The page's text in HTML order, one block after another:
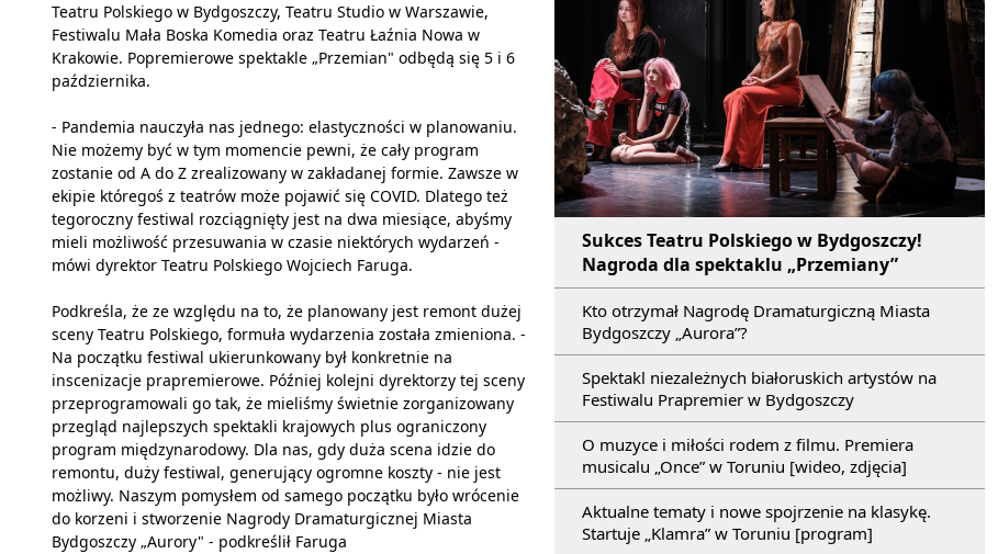
Sukces Teatru Polskiego w Bydgoszczy!
Nagroda dla spektaklu „Przemiany”
Kto otrzymał Nagrodę Dramaturgiczną Miasta
Bydgoszczy „Aurora”?
Spektakl niezależnych białoruskich artystów na
Festiwalu Prapremier w Bydgoszczy
O muzyce i miłości rodem z filmu. Premiera
musicalu „Once” w Toruniu [wideo, zdjęcia]
Aktualne tematy i nowe spojrzenie na klasykę.
Startuje „Klamra” w Toruniu [program]
Teatru Polskiego w Bydgoszczy, Teatru Studio w Warszawie,
Festiwalu Mała Boska Komedia oraz Teatru Łaźnia Nowa w
Krakowie. Popremierowe spektakle „Przemian" odbędą się 5 i 6
października.
- Pandemia nauczyła nas jednego: elastyczności w planowaniu.
Nie możemy być w tym momencie pewni, że cały program
zostanie od A do Z zrealizowany w zakładanej formie. Zawsze w
ekipie któregoś z teatrów może pojawić się COVID. Dlatego też
tegoroczny festiwal rozciągnięty jest na dwa miesiące, abyśmy
mieli możliwość przesuwania w czasie niektórych wydarzeń -
mówi dyrektor Teatru Polskiego Wojciech Faruga.
Podkreśla, że ze względu na to, że planowany jest remont dużej
sceny Teatru Polskiego, formuła wydarzenia została zmieniona. -
Na początku festiwal ukierunkowany był konkretnie na
inscenizacje prapremierowe. Później kolejni dyrektorzy tej sceny
przeprogramowali go tak, że mieliśmy świetnie zorganizowany
przegląd najlepszych spektakli krajowych plus ograniczony
program międzynarodowy. Dla nas, gdy duża scena idzie do
remontu, duży festiwal, generujący ogromne koszty - nie jest
możliwy. Naszym pomysłem od samego początku było wrócenie
do korzeni i stworzenie Nagrody Dramaturgicznej Miasta
Bydgoszczy „Aurory" - podkreślił Faruga